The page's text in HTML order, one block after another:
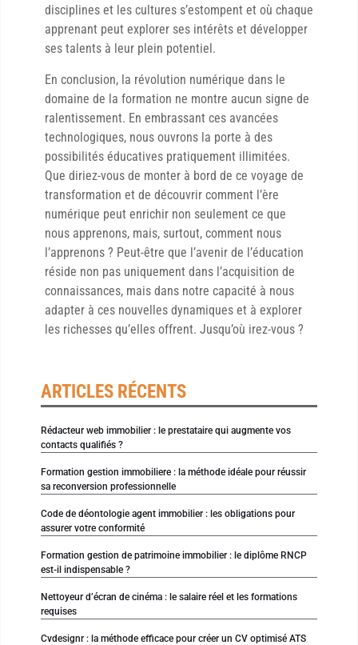
disciplines et les cultures s’estompent et où chaque
apprenant peut explorer ses intérêts et développer
ses talents à leur plein potentiel.
En conclusion, la révolution numérique dans le
domaine de la formation ne montre aucun signe de
ralentissement. En embrassant ces avancées
technologiques, nous ouvrons la porte à des
possibilités éducatives pratiquement illimitées.
Que diriez-vous de monter à bord de ce voyage de
transformation et de découvrir comment l’ère
numérique peut enrichir non seulement ce que
nous apprenons, mais, surtout, comment nous
l’apprenons ? Peut-être que l’avenir de l’éducation
réside non pas uniquement dans l’acquisition de
connaissances, mais dans notre capacité à nous
adapter à ces nouvelles dynamiques et à explorer
les richesses qu’elles offrent. Jusqu’où irez-vous ?
ARTICLES RÉCENTS
Rédacteur web immobilier : le prestataire qui augmente vos
contacts qualifiés ?
Formation gestion immobiliere : la méthode idéale pour réussir
sa reconversion professionnelle
Code de déontologie agent immobilier : les obligations pour
assurer votre conformité
Formation gestion de patrimoine immobilier : le diplôme RNCP
est-il indispensable ?
Nettoyeur d’écran de cinéma : le salaire réel et les formations
requises
Cvdesignr : la méthode efficace pour créer un CV optimisé ATS